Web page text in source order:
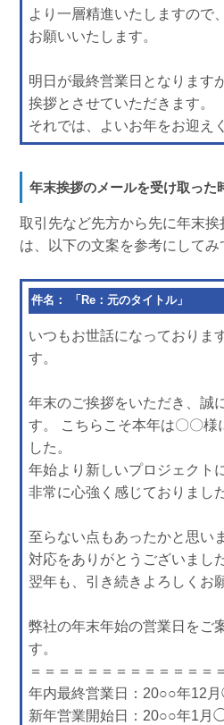
より一層精進いたしますので
お願いいたします。
明日が最終営業日となります
挨拶とさせていただきます。
それでは、よいお年をお迎え
年末挨拶のメールを受け取った
取引先など先方から先に年末
は、以下の文案を参考にしてみ
件名： 「Re：元のタイトル」
いつもお世話になっておりま
す。
年末のご挨拶をいただき、誠
す。 こちらこそ本年は〇〇様
した。
年始より新しいプロジェクト
非常に心強く感じておりました
至らない点もあったかと思い
対応をありがとうございました
翌年も、引き続きよろしくお
弊社の年末年始の営業日をご
す。
＝＝＝＝＝＝＝＝＝＝＝＝＝
年内最終営業日：20○○年12
新年営業開始日：20○○年1月